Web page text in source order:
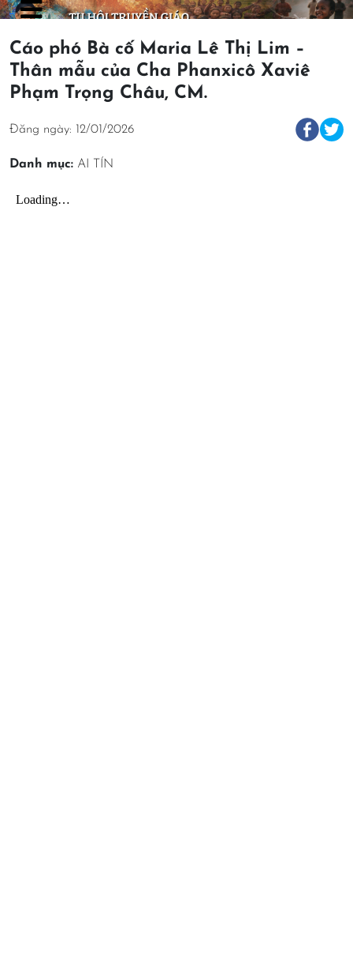
Cáo phó Bà cố Maria Lê Thị Lim –
Thân mẫu của Cha Phanxicô Xaviê
Phạm Trọng Châu, CM.
Đăng ngày: 12/01/2026
Danh mục: AI TÍN